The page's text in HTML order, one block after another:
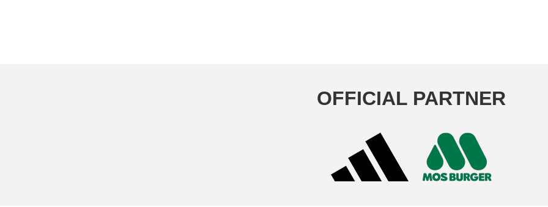
OFFICIAL PARTNER